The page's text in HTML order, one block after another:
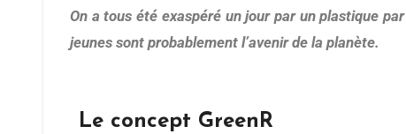
On a tous été exaspéré un jour par un plastique
jeunes sont probablement l’avenir de la planète.
Le concept GreenR